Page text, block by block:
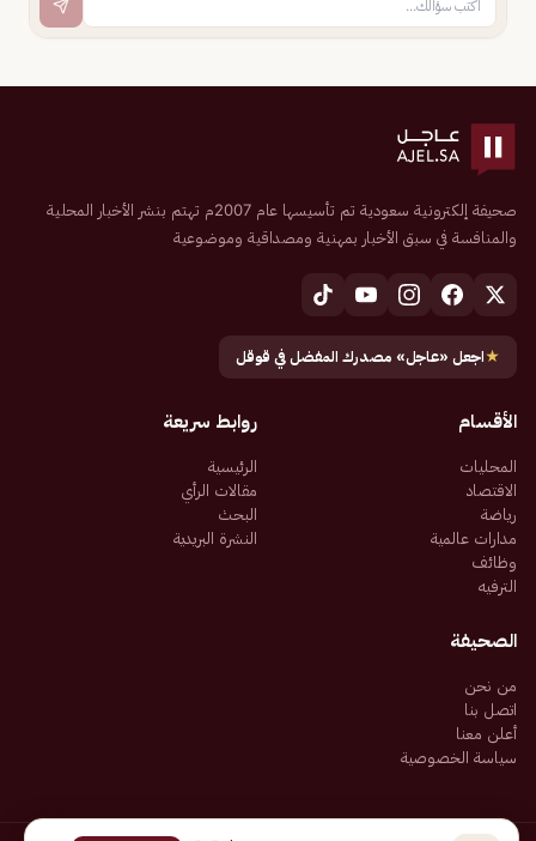
صحيفة إلكترونية سعودية تم تأسيسها عام 2007م تهتم بنشر الأخبار المحلية
والمنافسة في سبق الأخبار بمهنية ومصداقية وموضوعية
★اجعل «عاجل» مصدرك المفضل في قوقل
الأقسام
المحليات
الاقتصاد
رياضة
مدارات عالمية
وظائف
الترفيه
روابط سريعة
الرئيسية
مقالات الرأي
البحث
النشرة البريدية
الصحيفة
من نحن
اتصل بنا
أعلن معنا
سياسة الخصوصية